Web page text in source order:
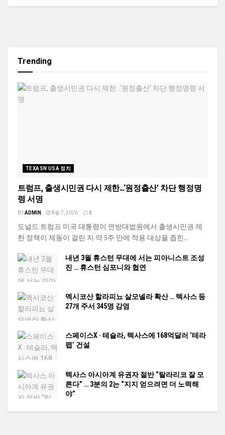
Trending
TEXASN USA 정치
트럼프, 출생시민권 다시 제한…‘원정출산’ 차단 행정명
령 서명
BYADMIN 8월 7, 2026 0
도널드 트럼프 미국 대통령이 연방대법원에서 출생시민권 제
한 정책이 제동이 걸린 지 약 5주 만에 적용 대상을 좁힌...
내년 3월 휴스턴 무대에 서는 피아니스트 조성
진 … 휴스턴 심포니와 협연
멕시코산 할라피뇨 살모넬라 확산 … 텍사스 등
27개 주서 345명 감염
스페이스X · 테슬라, 텍사스에 168억달러 ‘테라
팹’ 건설
텍사스 아시아계 유권자 절반 “탈라리코 잘 모
른다” … 3분의 2는 “지지 얻으려면 더 노력해
야”